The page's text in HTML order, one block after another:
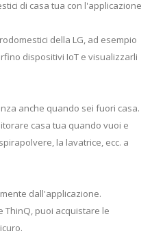
di casa tua con l'applicazione
della LG, ad esempio
dispositivi IoT e visualizzarli
anche quando sei fuori casa.
casa tua quando vuoi e
la lavatrice, ecc. a
dall'applicazione.
ThinQ, puoi acquistare le